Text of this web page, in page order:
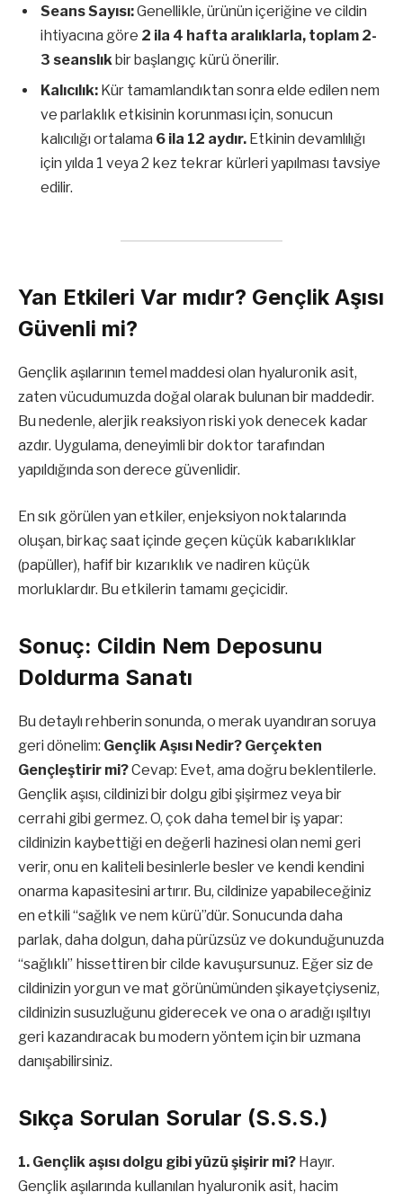
Seans Sayısı:Genellikle, ürünün içeriğine ve cildin
ihtiyacına göre 2 ila 4 hafta aralıklarla, toplam 2-
3 seanslık bir başlangıç kürü önerilir.
Kalıcılık: Kür tamamlandıktan sonra elde edilen nem
ve parlaklık etkisinin korunması için, sonucun
kalıcılığı ortalama 6 ila 12 aydır. Etkinin devamlılığı
için yılda 1 veya 2 kez tekrar kürleri yapılması tavsiye
edilir.
Yan Etkileri Var mıdır? Gençlik Aşısı
Güvenli mi?
Gençlik aşılarının temel maddesi olan hyaluronik asit,
zaten vücudumuzda doğal olarak bulunan bir maddedir.
Bu nedenle, alerjik reaksiyon riski yok denecek kadar
azdır. Uygulama, deneyimli bir doktor tarafından
yapıldığında son derece güvenlidir.
En sık görülen yan etkiler, enjeksiyon noktalarında
oluşan, birkaç saat içinde geçen küçük kabarıklıklar
(papüller), hafif bir kızarıklık ve nadiren küçük
morluklardır. Bu etkilerin tamamı geçicidir.
Sonuç: Cildin Nem Deposunu
Doldurma Sanatı
Bu detaylı rehberin sonunda, o merak uyandıran soruya
geri dönelim: Gençlik Aşısı Nedir? Gerçekten
Gençleştirir mi?Cevap: Evet, ama doğru beklentilerle.
Gençlik aşısı, cildinizi bir dolgu gibi şişirmez veya bir
cerrahi gibi germez. O, çok daha temel bir iş yapar:
cildinizin kaybettiği en değerli hazinesi olan nemi geri
verir, onu en kaliteli besinlerle besler ve kendi kendini
onarma kapasitesini artırır. Bu, cildinize yapabileceğiniz
en etkili “sağlık ve nem kürü”dür. Sonucunda daha
parlak, daha dolgun, daha pürüzsüz ve dokunduğunuzda
“sağlıklı” hissettiren bir cilde kavuşursunuz. Eğer siz de
cildinizin yorgun ve mat görünümünden şikayetçiyseniz,
cildinizin susuzluğunu giderecek ve ona o aradığı ışıltıyı
geri kazandıracak bu modern yöntem için bir uzmana
danışabilirsiniz.
Sıkça Sorulan Sorular (S.S.S.)
1. Gençlik aşısı dolgu gibi yüzü şişirir mi? Hayır.
Gençlik aşılarında kullanılan hyaluronik asit, hacim